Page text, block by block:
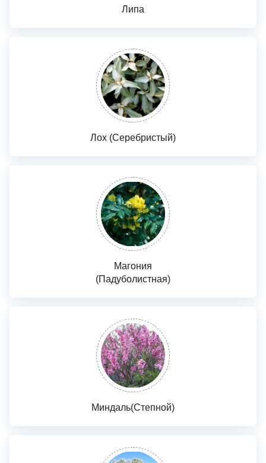
Липа
Лох (Серебристый)
Магония
(Падуболистная)
Миндаль(Степной)